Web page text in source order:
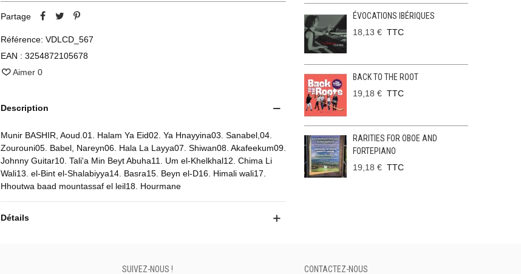
Partage
Référence: VDLCD_567
EAN : 3254872105678
Aimer 0
Description
Munir BASHIR, Aoud.01. Halam Ya Eid02. Ya Hnayyina03. Sanabel,04.
Zourouni05. Babel, Nareyn06. Hala La Layya07. Shiwan08. Akafeekum09.
Johnny Guitar10. Tali'a Min Beyt Abuha11. Um el-Khelkhal12. Chima Li
Wali13. el-Bint el-Shalabiyya14. Basra15. Beyn el-D16. Himali wali17.
Hhoutwa baad mountassaf el leil18. Hourmane
Détails
ÉVOCATIONS IBÉRIQUES
18,13 € TTC
BACK TO THE ROOT
19,18 € TTC
RARITIES FOR OBOE AND
FORTEPIANO
19,18 € TTC
SUIVEZ-NOUS ! CONTACTEZ-NOUS